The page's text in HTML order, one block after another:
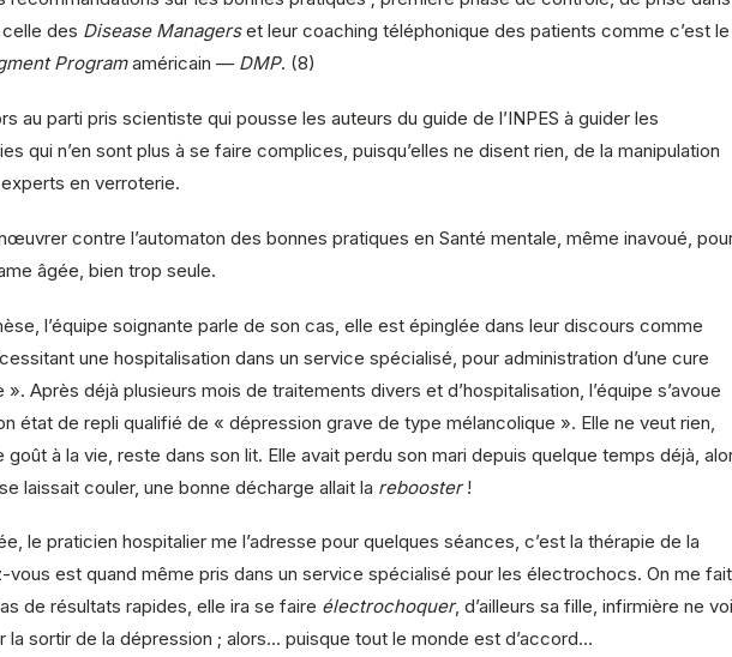
celle des Disease Managerset leur coaching téléphonique des patients comme c’est le
Programaméricain — DMP. (8)
au parti pris scientiste qui pousse les auteurs du guide de l’INPES à guider les
qui n’en sont plus à se faire complices, puisqu’elles ne disent rien, de la manipulation
en verroterie.
contre l’automaton des bonnes pratiques en Santé mentale, même inavoué,
âgée, bien trop seule.
l’équipe soignante parle de son cas, elle est épinglée dans leur discours comme
une hospitalisation dans un service spécialisé, pour administration d’une cure
Après déjà plusieurs mois de traitements divers et d’hospitalisation, l’équipe s’avoue
état de repli qualifié de « dépression grave de type mélancolique ». Elle ne veut rien,
goût à la vie, reste dans son lit. Elle avait perdu son mari depuis quelque temps déjà,
laissait couler, une bonne décharge allait la rebooster!
le praticien hospitalier me l’adresse pour quelques séances, c’est la thérapie de la
vous est quand même pris dans un service spécialisé pour les électrochocs. On me fait
de résultats rapides, elle ira se faire électrochoquer, d’ailleurs sa fille, infirmière ne
la sortir de la dépression ; alors… puisque tout le monde est d’accord…